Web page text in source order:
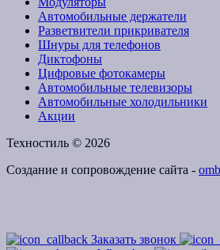
Автомобильные держатели
Разветвители прикривателя
Шнуры для телефонов
Диктофоны
Цифровые фотокамеры
Автомобильные телевизоры
Автомобильные холодильники
Акции
Техностиль © 2026
Создание и сопровождение сайта -
Заказать звонок